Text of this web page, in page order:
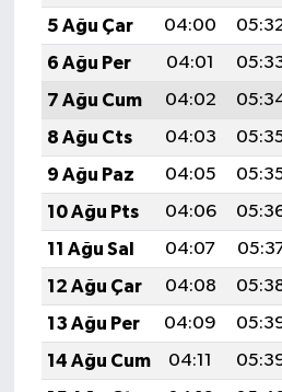
5 Ağu Çar
04:00
6 Ağu Per
04:01
7 Ağu Cum
04:02
8 Ağu Cts
04:03
9 Ağu Paz
04:05
10 Ağu Pts
04:06
11 Ağu Sal
04:07
12 Ağu Çar
04:08
13 Ağu Per
04:09
14 Ağu Cum
04:11
SİYASET
SPOR HABERLERİ
TEKNOLOJİ
Turizm
ÜLKE GÜNDEMİ
YAŞAM
YEREL